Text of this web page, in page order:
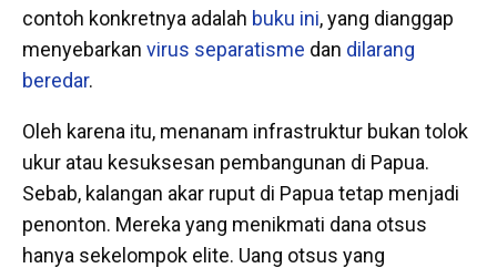
contoh konkretnya adalah buku ini, yang dianggap
menyebarkan virus separatisme dan dilarang
beredar.
Oleh karena itu, menanam infrastruktur bukan tolok
ukur atau kesuksesan pembangunan di Papua.
Sebab, kalangan akar ruput di Papua tetap menjadi
penonton. Mereka yang menikmati dana otsus
hanya sekelompok elite. Uang otsus yang